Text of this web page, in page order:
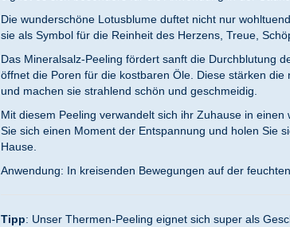
Die wunderschöne Lotusblume duftet nicht nur
sie als Symbol für die Reinheit des Herzens, Treue,
Das Mineralsalz-Peeling fördert sanft die Durchblutung
öffnet die Poren für die kostbaren Öle. Diese stärken
und machen sie strahlend schön und geschmeidig.
Mit diesem Peeling verwandelt sich ihr Zuhause in
Sie sich einen Moment der Entspannung und holen Sie
Hause.
Anwendung: In kreisenden Bewegungen auf der
Tipp: Unser Thermen-Peeling eignet sich super als